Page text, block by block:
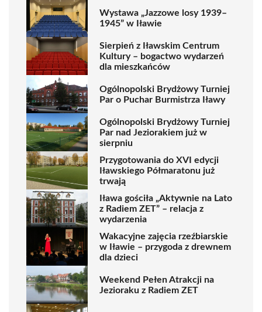
Wystawa „Jazzowe losy 1939–
1945” w Iławie
Sierpień z Iławskim Centrum
Kultury – bogactwo wydarzeń
dla mieszkańców
Ogólnopolski Brydżowy Turniej
Par o Puchar Burmistrza Iławy
Ogólnopolski Brydżowy Turniej
Par nad Jeziorakiem już w
sierpniu
Przygotowania do XVI edycji
Iławskiego Półmaratonu już
trwają
Iława gościła „Aktywnie na Lato
z Radiem ZET” – relacja z
wydarzenia
Wakacyjne zajęcia rzeźbiarskie
w Iławie – przygoda z drewnem
dla dzieci
Weekend Pełen Atrakcji na
Jezioraku z Radiem ZET